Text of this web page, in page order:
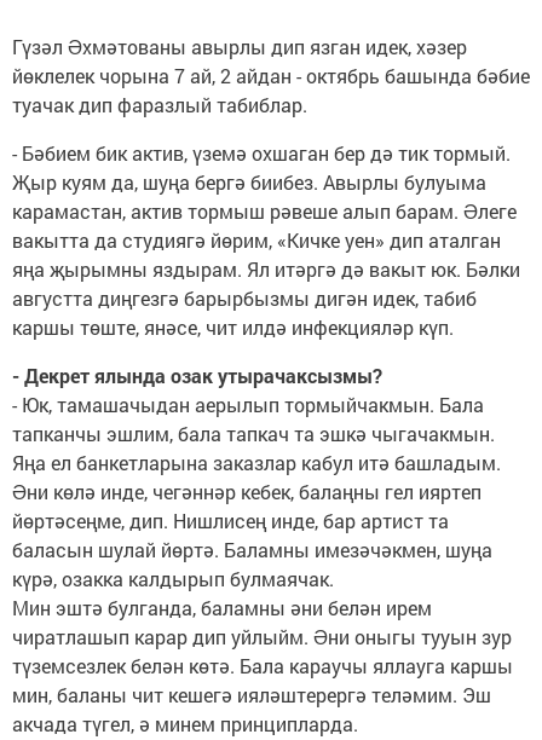
Гүзәл Əхмәтованы авырлы дип язган идек, хәзер
йөклелек чорына 7 ай, 2 айдан - октябрь башында бәбие
туачак дип фаразлый табиблар.
- Бәбием бик актив, үземә охшаган бер дә тик тормый.
Җыр куям да, шуңа бергә биибез. Авырлы булуыма
карамастан, актив тормыш рәвеше алып барам. Əлеге
вакытта да студиягә йөрим, «Кичке уен» дип аталган
яңа җырымны яздырам. Ял итәргә дә вакыт юк. Бәлки
августта диңгезгә барырбызмы дигән идек, табиб
каршы төште, янәсе, чит илдә инфекцияләр күп.
- Декрет ялында озак утырачаксызмы?
- Юк, тамашачыдан аерылып тормыйчакмын. Бала
тапканчы эшлим, бала тапкач та эшкә чыгачакмын.
Яңа ел банкетларына заказлар кабул итә башладым.
Əни көлә инде, чегәннәр кебек, балаңны гел ияртеп
йөртәсеңме, дип. Нишлисең инде, бар артист та
баласын шулай йөртә. Баламны имезәчәкмен, шуңа
күрә, озакка калдырып булмаячак.
Мин эштә булганда, баламны әни белән ирем
чиратлашып карар дип уйлыйм. Əни оныгы тууын зур
түземсезлек белән көтә. Бала караучы яллауга каршы
мин, баланы чит кешегә ияләштерергә теләмим. Эш
акчада түгел, ә минем принципларда.